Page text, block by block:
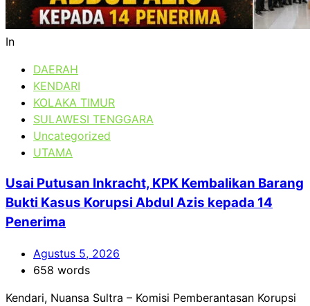
In
DAERAH
KENDARI
KOLAKA TIMUR
SULAWESI TENGGARA
Uncategorized
UTAMA
Usai Putusan Inkracht, KPK Kembalikan Barang
Bukti Kasus Korupsi Abdul Azis kepada 14
Penerima
Agustus 5, 2026
658 words
Kendari, Nuansa Sultra – Komisi Pemberantasan Korupsi